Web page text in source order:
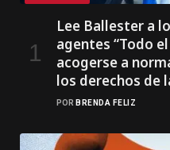
Lee Ballester a
agentes “Todo
acogerse a
los derechos de
POR BRENDA FELIZ